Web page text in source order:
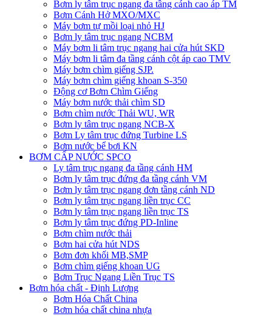
Bơm ly tâm trục ngang đa tầng cánh cao áp TM
Bơm Cánh Hở MXO/MXC
Máy bơm tự mồi loại nhỏ HJ
Bơm ly tâm trục ngang NCBM
Máy bơm li tâm trục ngang hai cửa hút SKD
​Máy bơm li tâm đa tầng cánh cột áp cao TMV
Máy bơm chìm giếng SJP.
Máy bơm chìm giếng khoan S-350
Động cơ Bơm Chìm Giếng
​Máy bơm nước thải chìm SD
Bơm chìm nước Thải WU, WR
Bơm ly tâm trục ngang NCB-X
Bơm Ly tâm trục đứng Turbine LS
Bơm nước bể bơi KN
BƠM CẤP NƯỚC SPCO
Ly tâm trục ngang đa tầng cánh HM
Bơm ly tâm trục đứng đa tầng cánh VM
Bơm ly tâm trục ngang đơn tầng cánh ND
Bơm ly tâm trục ngang liền trục CC
Bơm ly tâm trục ngang liền trục TS
Bơm ly tâm trục đứng PD-Inline
Bơm chìm nước thải
Bơm hai cửa hút NDS
Bơm đơn khối MB,SMP
Bơm chìm giếng khoan UG
Bơm Trục Ngang Liền Trục TS
Bơm hóa chất - Định Lượng
Bơm Hóa Chất China
Bơm hóa chất china nhựa